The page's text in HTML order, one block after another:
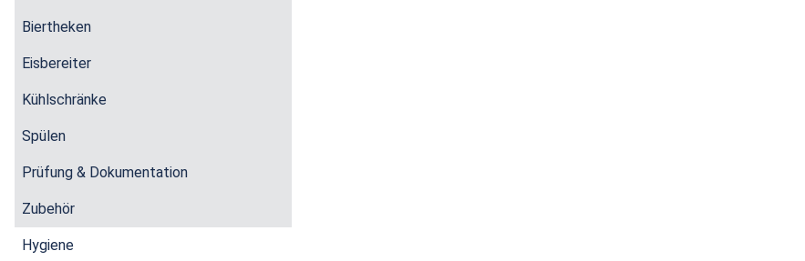
Biertheken
Eisbereiter
Kühlschränke
Spülen
Prüfung & Dokumentation
Zubehör
Hygiene